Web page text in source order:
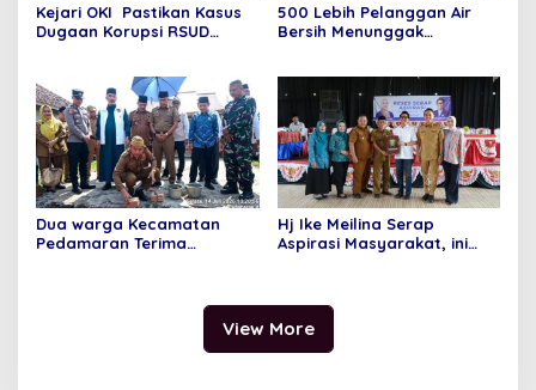
Kejari OKI Pastikan Kasus
Dugaan Korupsi RSUD
Perhitungan Kerugian
Negara
500 Lebih Pelanggan Air
Bersih Menunggak
Tegas Ini
Dua warga Kecamatan
Pedamaran Terima
Hj Ike Meilina Serap
Aspirasi Masyarakat, ini
View More